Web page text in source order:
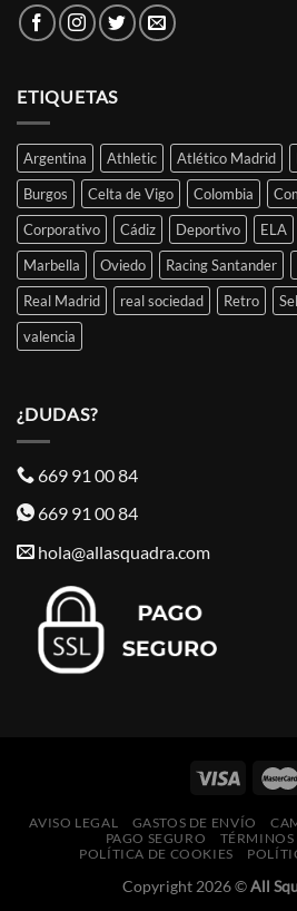
ETIQUETAS
Argentina Athletic Atlético Madrid
Burgos
Celta de Vigo Colombia
Corporativo
Cádiz Deportivo ELA
Marbella
Oviedo Racing Santander
Real Madrid
real sociedad Retro
valencia
¿DUDAS?
669 91 00 84
669 91 00 84
hola@allasquadra.com
AVISO LEGAL GASTOS DE ENVÍO
PAGO SEGURO
TÉRMINOS
POLÍTICA DE COOKIES
Copyright 2026 ©All